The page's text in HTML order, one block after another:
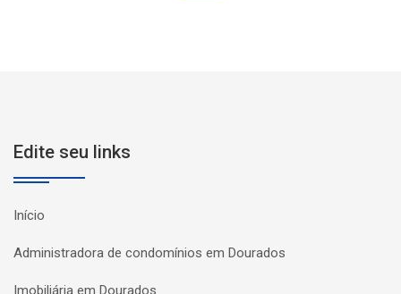
Edite seu links
Início
Administradora de condomínios em Dourados
Imobiliária em Dourados